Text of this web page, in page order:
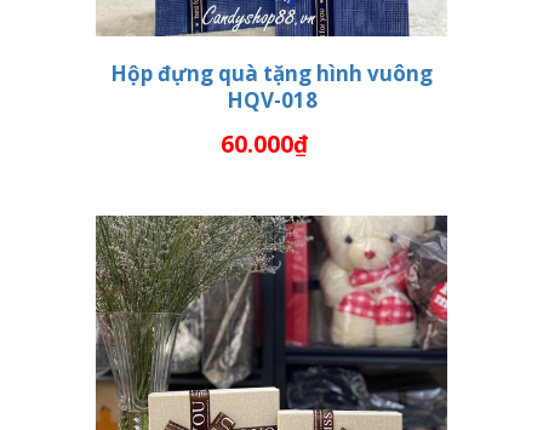
Hộp đựng quà tặng hình vuông
HQV-018
60.000₫